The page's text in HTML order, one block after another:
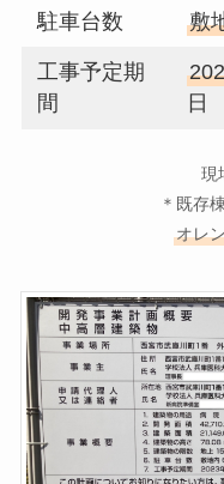
駐車台数 敷
工事予定期
間
日
現
＊既存
オレ